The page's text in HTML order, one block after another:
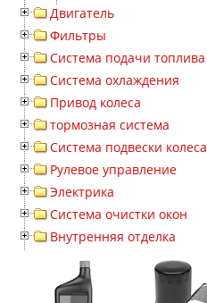
Двигатель
Фильтры
Система подачи топлива
Система охлаждения
Привод колеса
тормозная система
Система подвески колеса
Рулевое управление
Электрика
Система очистки окон
Внутренняя отделка